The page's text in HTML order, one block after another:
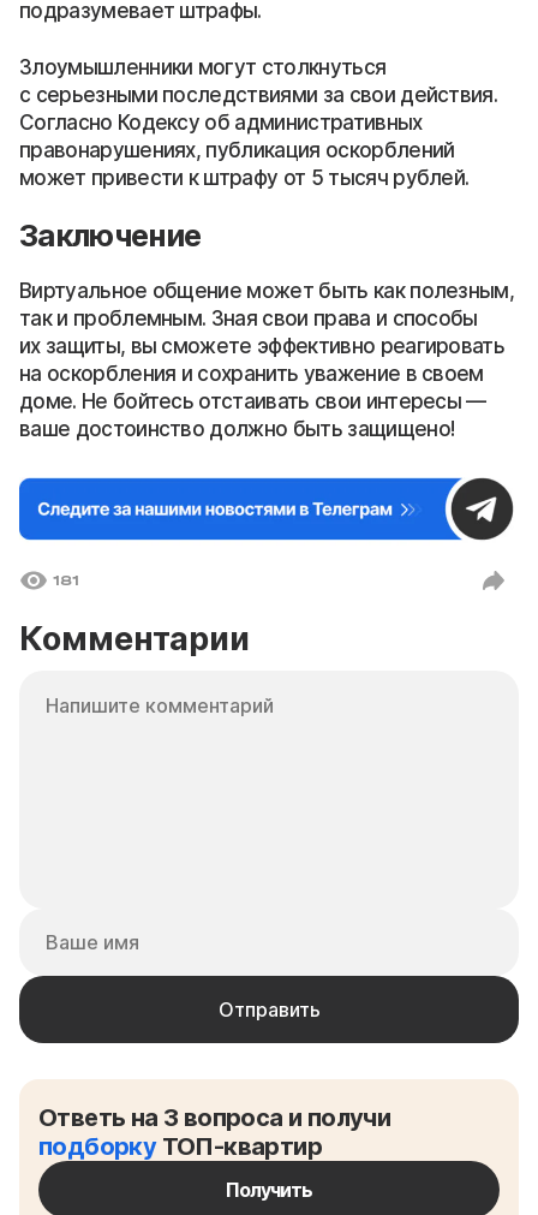
подразумевает штрафы.
Злоумышленники могут столкнуться
с серьезными последствиями за свои действия.
Согласно Кодексу об административных
правонарушениях, публикация оскорблений
может привести к штрафу от 5 тысяч рублей.
Заключение
Виртуальное общение может быть как полезным,
так и проблемным. Зная свои права и способы
их защиты, вы сможете эффективно реагировать
на оскорбления и сохранить уважение в своем
доме. Не бойтесь отстаивать свои интересы —
ваше достоинство должно быть защищено!
181
Комментарии
Ответь на 3 вопроса и получи
подборкуТОП-квартир
Получить